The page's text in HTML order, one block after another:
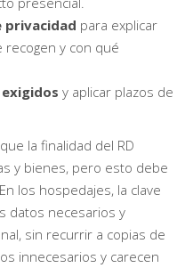
privacidad para explicar
y con qué
y aplicar plazos de
la finalidad del RD
y bienes, pero esto debe
los hospedajes, la clave
datos necesarios y
sin recurrir a copias de
innecesarios y carecen